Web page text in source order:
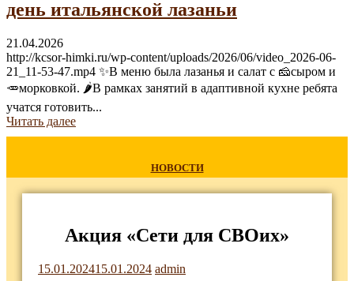
день итальянской лазаньи
21.04.2026
http://kcsor-himki.ru/wp-content/uploads/2026/06/video_2026-06-
21_11-53-47.mp4 ✨В меню была лазанья и салат с 🧀сыром и
🥕морковкой. 🌶В рамках занятий в адаптивной кухне ребята
учатся готовить...
Читать далее
НОВОСТИ
Акция «Сети для СВОих»
15.01.202415.01.2024 admin